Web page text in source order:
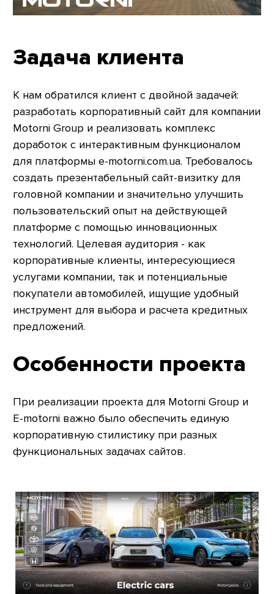
Задача клиента
К нам обратился клиент с двойной задачей:
разработать корпоративный сайт для компании
Motorni Group и реализовать комплекс
доработок с интерактивным функционалом
для платформы e-motorni.com.ua. Требовалось
создать презентабельный сайт-визитку для
головной компании и значительно улучшить
пользовательский опыт на действующей
платформе с помощью инновационных
технологий. Целевая аудитория - как
корпоративные клиенты, интересующиеся
услугами компании, так и потенциальные
покупатели автомобилей, ищущие удобный
инструмент для выбора и расчета кредитных
предложений.
Особенности проекта
При реализации проекта для Motorni Group и
E-motorni важно было обеспечить единую
корпоративную стилистику при разных
функциональных задачах сайтов.